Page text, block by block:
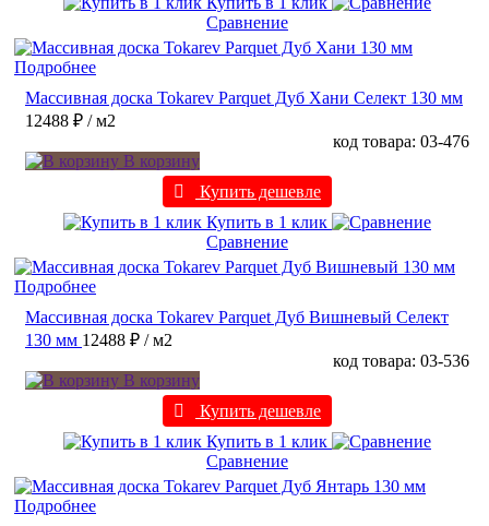
Сравнение
Подробнее
Массивная доска Tokarev Parquet Дуб Хани Селект 130 мм
12488 ₽ / м2
код товара: 03-476
В корзину
Купить дешевле
Купить в 1 клик
Сравнение
Подробнее
Массивная доска Tokarev Parquet Дуб Вишневый Селект
130 мм 12488 ₽ / м2
код товара: 03-536
В корзину
Купить дешевле
Купить в 1 клик
Сравнение
Подробнее